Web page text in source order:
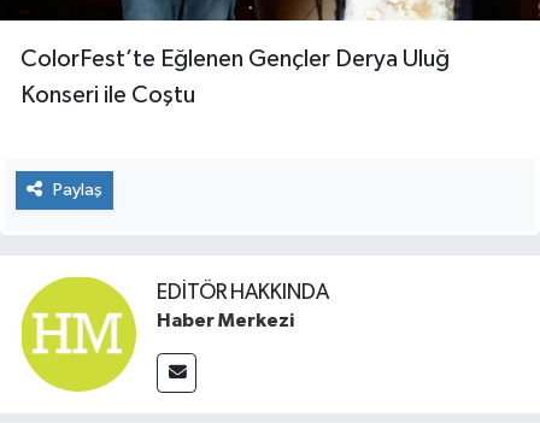
ColorFest’te Eğlenen Gençler Derya Uluğ
Konseri ile Coştu
Paylaş
EDITÖR HAKKINDA
Haber Merkezi